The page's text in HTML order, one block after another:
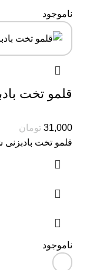
ناموجود
قلمو تخت
31,000 تومان
قلمو تخت بادبزنی
ناموجود